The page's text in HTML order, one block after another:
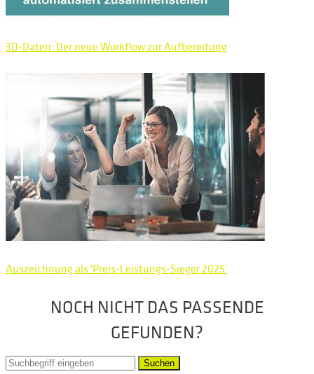
3D-Daten: Der neue Workflow zur Aufbereitung
Auszeichnung als 'Preis-Leistungs-Sieger 2025'
NOCH NICHT DAS PASSENDE
GEFUNDEN?
Suchen